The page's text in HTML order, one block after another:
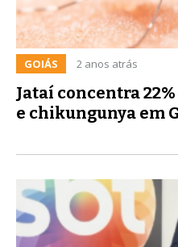
GOIÁS 2 anos atrás
Jataí concentra
e chikungunya em